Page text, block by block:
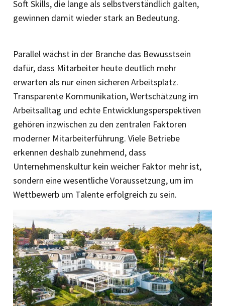
Soft Skills, die lange als selbstverständlich galten,
gewinnen damit wieder stark an Bedeutung.
Parallel wächst in der Branche das Bewusstsein
dafür, dass Mitarbeiter heute deutlich mehr
erwarten als nur einen sicheren Arbeitsplatz.
Transparente Kommunikation, Wertschätzung im
Arbeitsalltag und echte Entwicklungsperspektiven
gehören inzwischen zu den zentralen Faktoren
moderner Mitarbeiterführung. Viele Betriebe
erkennen deshalb zunehmend, dass
Unternehmenskultur kein weicher Faktor mehr ist,
sondern eine wesentliche Voraussetzung, um im
Wettbewerb um Talente erfolgreich zu sein.